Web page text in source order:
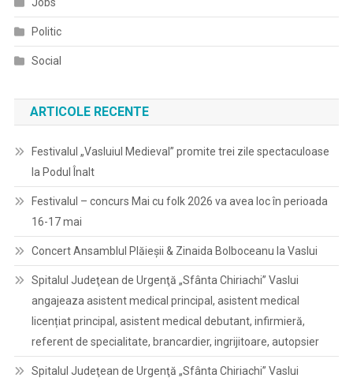
Politic
Social
ARTICOLE RECENTE
Festivalul „Vasluiul Medieval” promite trei zile spectaculoase
la Podul Înalt
Festivalul – concurs Mai cu folk 2026 va avea loc în perioada
16-17 mai
Concert Ansamblul Plăieșii & Zinaida Bolboceanu la Vaslui
Spitalul Judeţean de Urgenţă „Sfânta Chiriachi” Vaslui
angajeaza asistent medical principal, asistent medical
licențiat principal, asistent medical debutant, infirmieră,
referent de specialitate, brancardier, ingrijitoare, autopsier
Spitalul Judeţean de Urgenţă „Sfânta Chiriachi” Vaslui